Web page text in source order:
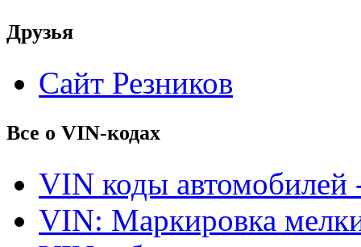
Друзья
Сайт Резников
Все о VIN-кодах
VIN коды автомобилей
VIN: Маркировка